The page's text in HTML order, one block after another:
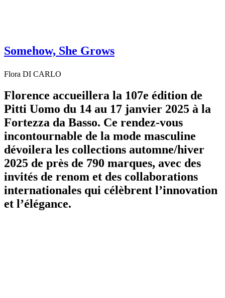
Somehow, She Grows
Flora DI CARLO
Florence accueillera la 107e édition de
Pitti Uomo du 14 au 17 janvier 2025 à la
Fortezza da Basso. Ce rendez-vous
incontournable de la mode masculine
dévoilera les collections automne/hiver
2025 de près de 790 marques, avec des
invités de renom et des collaborations
internationales qui célèbrent l’innovation
et l’élégance.